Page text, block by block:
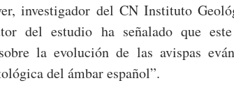
investigador del CN Instituto
del estudio ha señalado que
la evolución de las avispas
del ámbar español”.